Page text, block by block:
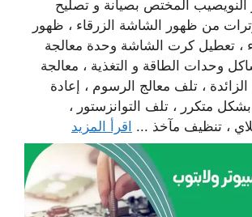
المختص بصيانة و تصليح
من ظهور الشاشة الزرقاء ، ظهور
، تعطيل كرت الشاشة وحدة معالجة
وحدات الطاقة و التغذية ، معالجة
، تلف معالج الرسوم ، إعادة
متكرر ، تلف التوانزستور ،
، تنظيف مآخذ ... اقرأ المزيد